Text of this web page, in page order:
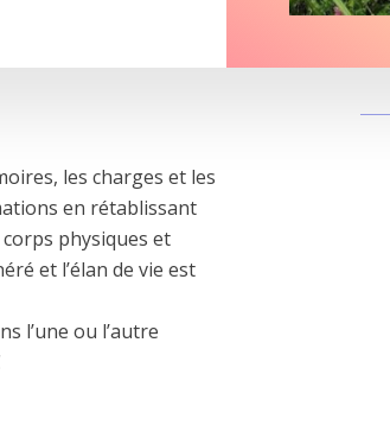
les charges et les
en rétablissant
physiques et
et l’élan de vie est
l’une ou l’autre